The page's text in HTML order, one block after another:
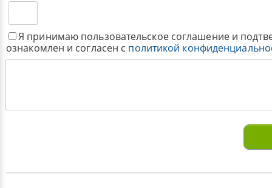
Я принимаю пользовательское соглашение и
ознакомлен и согласен с политикой